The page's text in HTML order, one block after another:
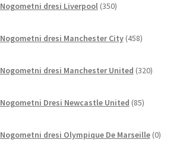
Nogometni dresi Liverpool 350izdelkov
Nogometni dresi Manchester City 458izdelkov
Nogometni dresi Manchester United 320izdelkov
Nogometni Dresi Newcastle United 85izdelkov
Nogometni dresi Olympique De Marseille 0